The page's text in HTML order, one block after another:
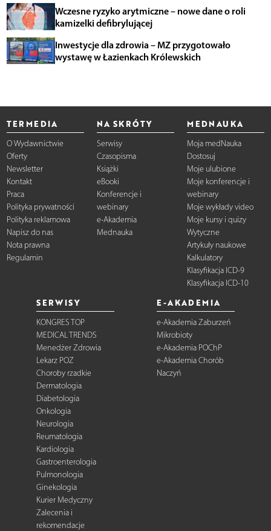
Wczesne ryzyko arytmiczne – nowe dane o roli
kamizelki defibrylującej
Inwestycje dla zdrowia – MZ przygotowało
wystawę w Łazienkach Królewskich
TERMEDIA
O Wydawnictwie
Oferty
Newsletter
Kontakt
Praca
Polityka prywatności
Polityka reklamowa
Napisz do nas
Nota prawna
Regulamin
NA SKRÓTY
Serwisy
Czasopisma
Książki
eBooki
Konferencje i
webinary
e-Akademia
Mednauka
MEDNAUKA
Moja medNauka
Dostosuj
Moje ulubione
Moje konferencje i
webinary
Moje wykłady video
Moje kursy i quizy
Wytyczne
Artykuły naukowe
Kalkulatory
Klasyfikacja ICD-9
Klasyfikacja ICD-10
SERWISY
KONGRES TOP
MEDICAL TRENDS
Menedżer Zdrowia
Lekarz POZ
Choroby rzadkie
Dermatologia
Diabetologia
Onkologia
Neurologia
Reumatologia
Kardiologia
Gastroenterologia
Pulmonologia
Ginekologia
Kurier Medyczny
Zalecenia i
rekomendacje
E-AKADEMIA
e-Akademia Zaburzeń
Mikrobioty
e-Akademia POChP
e-Akademia Chorób
Naczyń